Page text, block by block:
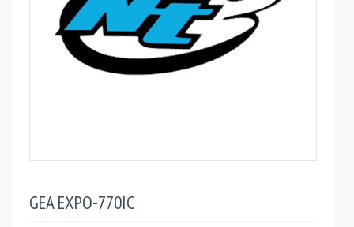
GEA EXPO-770IC